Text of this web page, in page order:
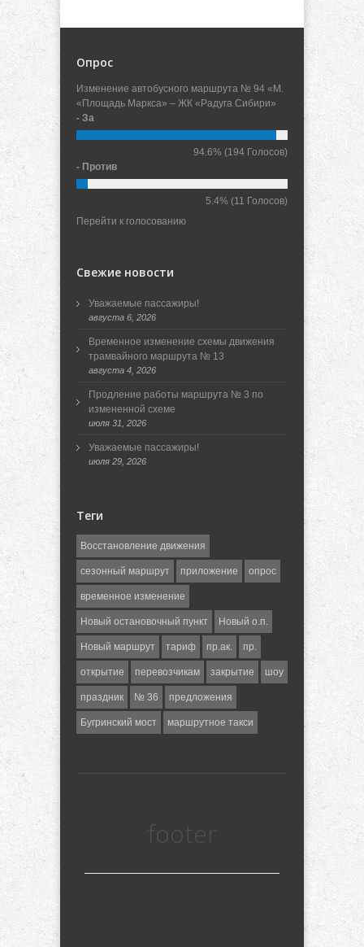
Опрос
Изменение автобусного маршрута № 94 «М.
«Площадь Маркса» – ЖК «Радуга Сибири»
- За
94.6% (194 Голосов)
- Против
5.4% (11 Голосов)
Перейти к голосованию
Свежие новости
Уважаемые пассажиры!
августа 6, 2026
Временное изменение схемы движения
трамвайного маршрута № 13
августа 4, 2026
Продление работы маршрута № 3 по
измененной схеме
июля 31, 2026
Уважаемые пассажиры!
июля 29, 2026
Теги
Восстановление движения
сезонный маршрут приложение опрос
временное изменение
Новый остановочный пункт Новый о.п.
Новый маршрут тариф пр.ак. пр.
открытие перевозчикам закрытие шоу
праздник № 36 предложения
Бугринский мост маршрутное такси
footer